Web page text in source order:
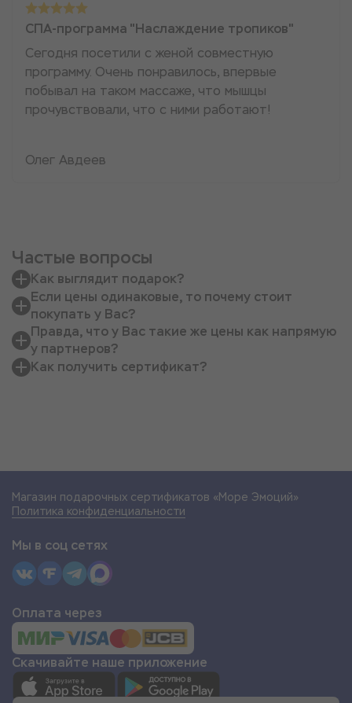
СПА-программа "Наслаждение тропиков"
Сегодня посетили с женой совместную
программу. Очень понравилось, впервые
побывал на таком массаже, что мышцы
прочувствовали, что с ними работают!
Олег Авдеев
Частые вопросы
Как выглядит подарок?
Если цены одинаковые, то почему стоит
покупать у Вас?
Правда, что у Вас такие же цены как напрямую
у партнеров?
Как получить сертификат?
Магазин подарочных сертификатов «Море Эмоций»
Политика конфиденциальности
Мы в соц сетях
Оплата через
Скачивайте наше приложение